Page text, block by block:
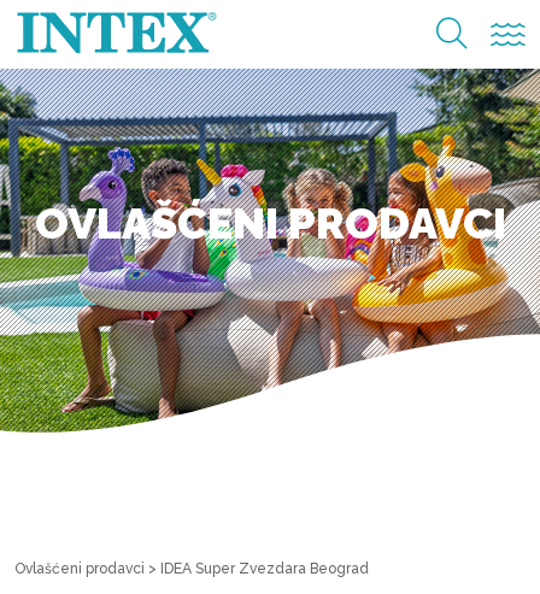
OVLAŠĆENI PRODAVCI
Ovlašćeni prodavci > IDEA Super Zvezdara Beograd